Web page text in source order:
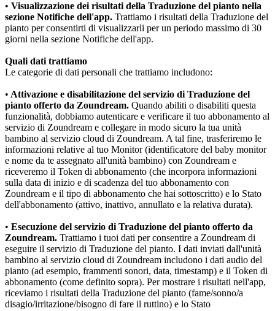
• Visualizzazione dei risultati della Traduzione del pianto nella
sezione Notifiche dell'app. Trattiamo i risultati della Traduzione del
pianto per consentirti di visualizzarli per un periodo massimo di 30
giorni nella sezione Notifiche dell'app.
Quali dati trattiamo
Le categorie di dati personali che trattiamo includono:
• Attivazione e disabilitazione del servizio di Traduzione del
pianto offerto da Zoundream. Quando abiliti o disabiliti questa
funzionalità, dobbiamo autenticare e verificare il tuo abbonamento al
servizio di Zoundream e collegare in modo sicuro la tua unità
bambino al servizio cloud di Zoundream. A tal fine, trasferiremo le
informazioni relative al tuo Monitor (identificatore del baby monitor
e nome da te assegnato all'unità bambino) con Zoundream e
riceveremo il Token di abbonamento (che incorpora informazioni
sulla data di inizio e di scadenza del tuo abbonamento con
Zoundream e il tipo di abbonamento che hai sottoscritto) e lo Stato
dell'abbonamento (attivo, inattivo, annullato e la relativa durata).
• Esecuzione del servizio di Traduzione del pianto offerto da
Zoundream. Trattiamo i tuoi dati per consentire a Zoundream di
eseguire il servizio di Traduzione del pianto. I dati inviati dall'unità
bambino al servizio cloud di Zoundream includono i dati audio del
pianto (ad esempio, frammenti sonori, data, timestamp) e il Token di
abbonamento (come definito sopra). Per mostrare i risultati nell'app,
riceviamo i risultati della Traduzione del pianto (fame/sonno/a
disagio/irritazione/bisogno di fare il ruttino) e lo Stato